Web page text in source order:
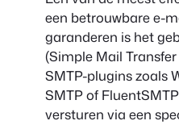
een betrouwbare e-
garanderen is het
(Simple Mail
SMTP-plugins zoals
SMTP of
versturen via een